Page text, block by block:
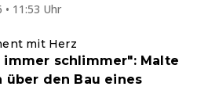
• 11:53 Uhr
mit Herz
immer schlimmer": Malte
über den Bau eines